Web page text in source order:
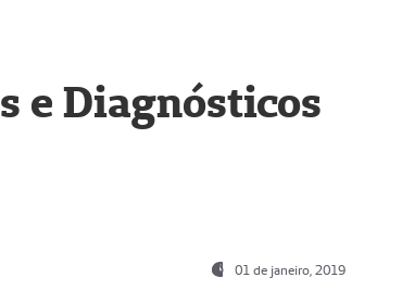
e Diagnósticos
01 de janeiro, 2019